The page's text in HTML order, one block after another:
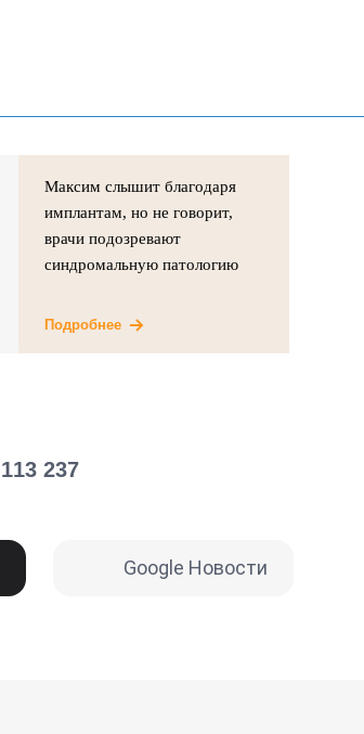
Максим слышит благодаря
имплантам, но не говорит,
врачи подозревают
синдромальную патологию
Подробнее
113 237
Google Новости